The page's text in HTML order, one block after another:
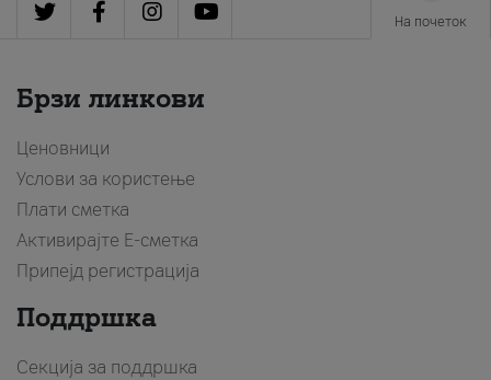
На почеток
Брзи линкови
Ценовници
Услови за користење
Плати сметка
Активирајте Е-сметка
Припејд регистрација
Поддршка
Секција за поддршка